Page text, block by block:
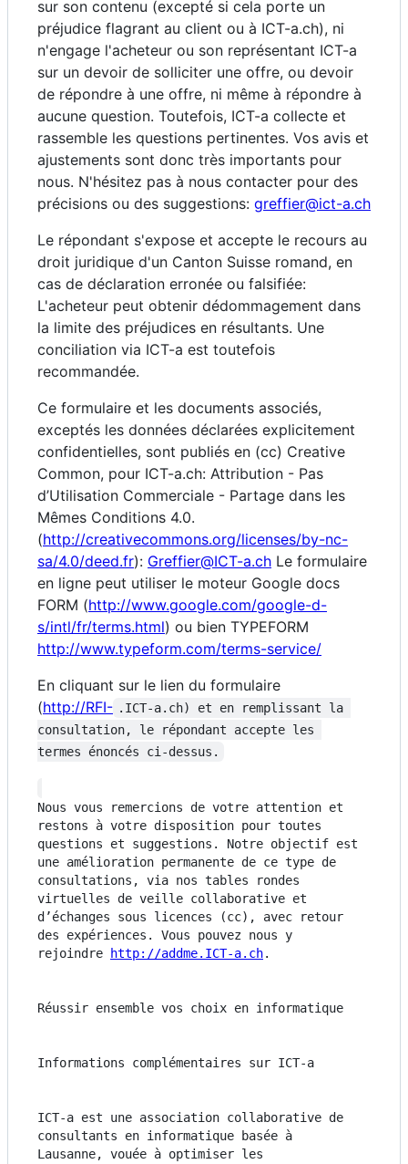
sur son contenu (excepté si cela porte un
préjudice flagrant au client ou à ICT-a.ch), ni
n'engage l'acheteur ou son représentant ICT-a
sur un devoir de solliciter une offre, ou devoir
de répondre à une offre, ni même à répondre à
aucune question. Toutefois, ICT-a collecte et
rassemble les questions pertinentes. Vos avis et
ajustements sont donc très importants pour
nous. N'hésitez pas à nous contacter pour des
précisions ou des suggestions: greffier@ict-a.ch
Le répondant s'expose et accepte le recours au
droit juridique d'un Canton Suisse romand, en
cas de déclaration erronée ou falsifiée:
L'acheteur peut obtenir dédommagement dans
la limite des préjudices en résultants. Une
conciliation via ICT-a est toutefois
recommandée.
Ce formulaire et les documents associés,
exceptés les données déclarées explicitement
confidentielles, sont publiés en (cc) Creative
Common, pour ICT-a.ch: Attribution - Pas
d’Utilisation Commerciale - Partage dans les
Mêmes Conditions 4.0.
(http://creativecommons.org/licenses/by-nc-
sa/4.0/deed.fr): Greffier@ICT-a.ch Le formulaire
en ligne peut utiliser le moteur Google docs
FORM (http://www.google.com/google-d-
s/intl/fr/terms.html) ou bien TYPEFORM
http://www.typeform.com/terms-service/
En cliquant sur le lien du formulaire
(http://RFI- .ICT-a.ch) et en remplissant la
consultation, le répondant accepte les
termes énoncés ci-dessus.
Nous vous remercions de votre attention et
restons à votre disposition pour toutes
questions et suggestions. Notre objectif est
une amélioration permanente de ce type de
consultations, via nos tables rondes
virtuelles de veille collaborative et
d’échanges sous licences (cc), avec retour
des expériences. Vous pouvez nous y
rejoindre
http://addme.ICT-a.ch.
Réussir ensemble vos choix en informatique
Informations complémentaires sur ICT-a
ICT-a est une association collaborative de
consultants en informatique basée à
Lausanne, vouée à optimiser les